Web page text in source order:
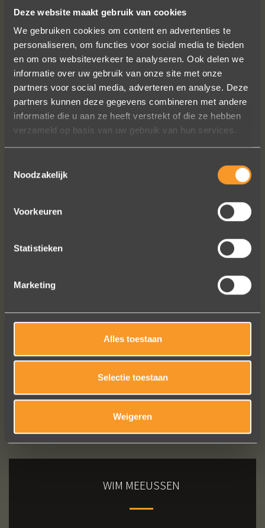
Deze website maakt gebruik van cookies
We gebruiken cookies om content en advertenties te
personaliseren, om functies voor social media te bieden
en om ons websiteverkeer te analyseren. Ook delen we
informatie over uw gebruik van onze site met onze
partners voor social media, adverteren en analyse. Deze
partners kunnen deze gegevens combineren met andere
informatie die u aan ze heeft verstrekt of die ze hebben
verzameld op basis van uw gebruik van hun services.
Noodzakelijk
Voorkeuren
Statistieken
Marketing
Alles toestaan
Selectie toestaan
Weigeren
SUIVEZ-NOUS SUR LES MÉDIAS SOCIAUX
Wat een prachtige ervaring ! Heel
professioneel team, persoonlijk en
warm onthaal, verzorgde service,
Bekijk al onze reviews
WIM MEEUSSEN